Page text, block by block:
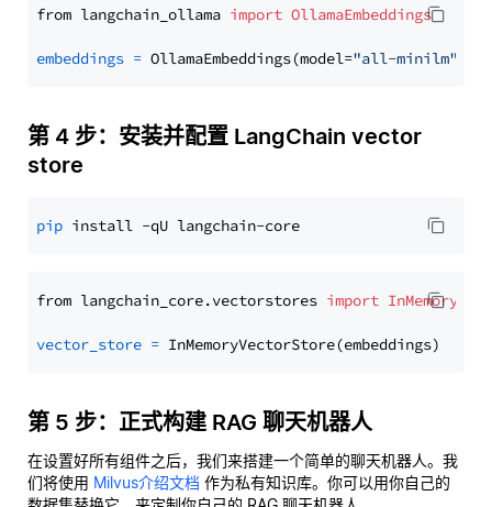
from langchain_ollama import OllamaEmbeddings
embeddings = OllamaEmbeddings(model="all-minilm"
第 4 步：安装并配置 LangChain vector
store
pip
from langchain_core.vectorstores import
vector_store =
第 5 步：正式构建 RAG 聊天机器人
在设置好所有组件之后，我们来搭建一个简单的聊天机器人。我
们将使用 Milvus介绍文档 作为私有知识库。你可以用你自己的